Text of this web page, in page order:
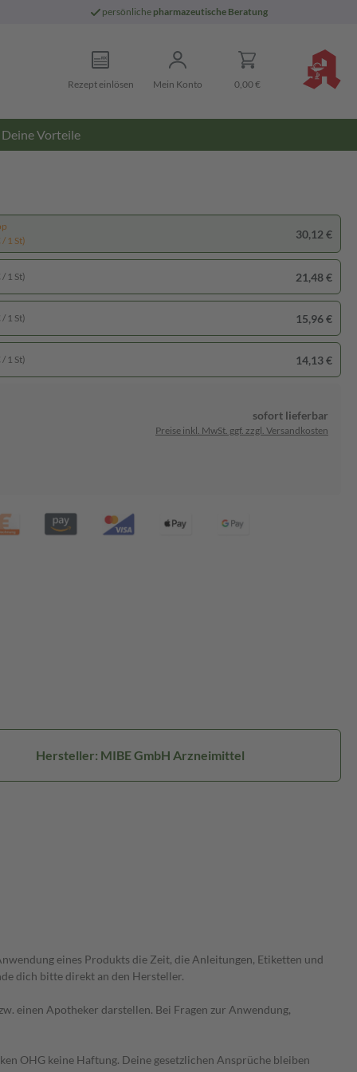
persönliche pharmazeutische Beratung
Rezept einlösen Mein Konto 0,00 €
Deine Vorteile
1 St)
30,12 €
1 St) 21,48 €
1 St) 15,96 €
1 St) 14,13 €
sofort lieferbar
Preise inkl. MwSt. ggf. zzgl. Versandkosten
Hersteller: MIBE GmbH Arzneimittel
eines Produkts die Zeit, die Anleitungen, Etiketten und
dich bitte direkt an den Hersteller.
einen Apotheker darstellen. Bei Fragen zur Anwendung,
OHG keine Haftung. Deine gesetzlichen Ansprüche bleiben